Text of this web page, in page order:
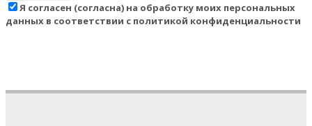
Я согласен (согласна) на обработку моих персональных
данных в соответствии с политикой конфиденциальности